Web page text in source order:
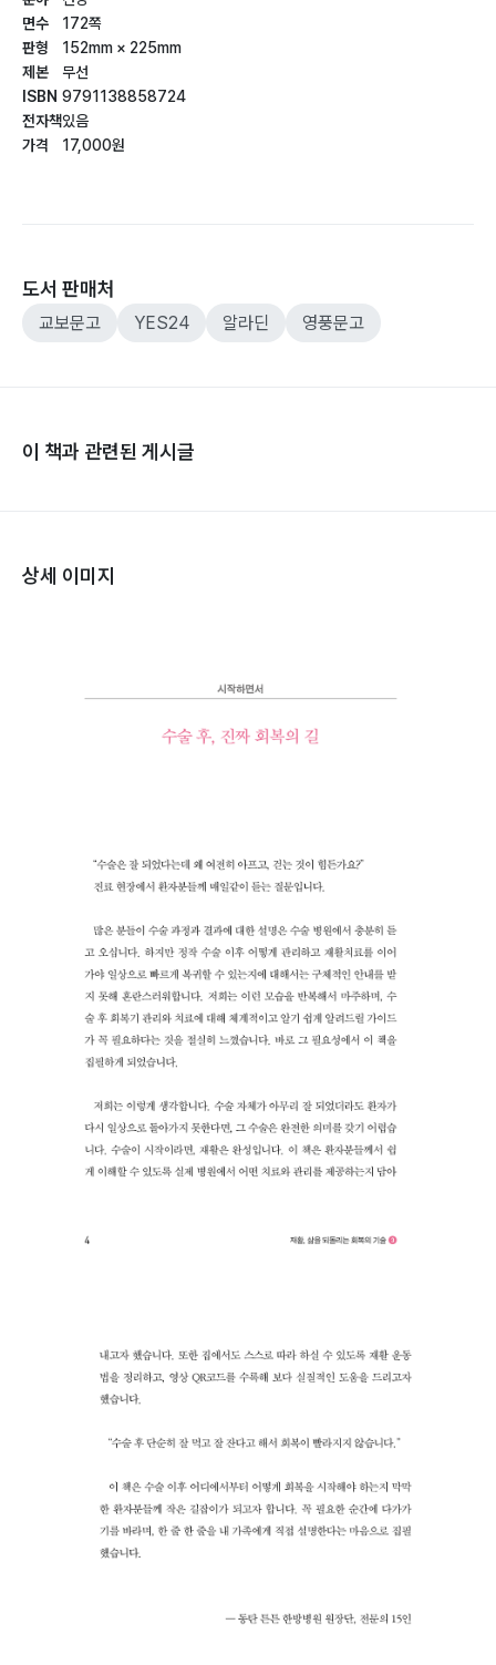
면수
판형
제본
ISBN
전자책
가격
172쪽
152mm × 225mm
무선
9791138858724
있음
17,000원
도서 판매처
교보문고 YES24 알라딘 영풍문고
이 책과 관련된 게시글
상세 이미지